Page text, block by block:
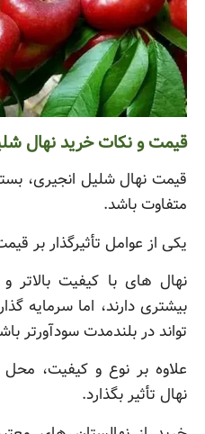
قیمت و نکات خرید نهال
قیمت نهال شلیل انجیری،
متفاوت باشد.
یکی از عوامل تأثیرگذار بر
نهال های با کیفیت بالاتر
بیشتری دارند، اما سرمایه
تواند در بلندمدت سودآورتر
علاوه بر نوع و کیفیت،
نهال تأثیر بگذارد.